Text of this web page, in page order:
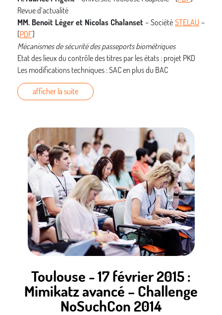
Revue d’actualité
MM. Benoit Léger et Nicolas Chalanset – Société STELAU –
[PDF]
Mécanismes de sécurité des passeports biométriques
Etat des lieux du contrôle des titres par les états : projet PKD
Les modifications techniques : SAC en plus du BAC
La fonction d’originalité des composants
Etat des lieux du controle des titres (biométrie) par les pays
avec puce)
Quels pays utilisent le passeport biométrique et comment ?
Projet d’utilisation du passeport pour générer une
authentification forte sur internet (projet AliceM)
Rappel des attaques connues
Fonctionnement de PARAFE
M. Gilles SOULET–CNES– [PDF]
Retour d’expérience sur la mise en place d’un SOC (Security
Operations Center)
afficher la suite
Toulouse - 17 février 2015 :
Mimikatz avancé – Challenge
NoSuchCon 2014